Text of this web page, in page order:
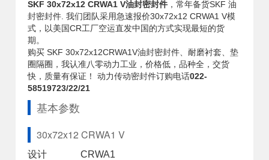
SKF 30x72x12 CRWA1 V油封密封件 ，常年备货SKF 油
封密封件. 我们团队采用急速报价30x72x12 CRWA1 V模
式，以美国CR工厂空运直发中国的方式实现最短的货
期。
购买 SKF 30x72x12CRWA1V油封密封件、耐磨衬套、垫
圈隔圈，我认准八零动力工业，价格低，品种全，交货
快，质量有保证！ 动力传动密封件订购电话022-
58519723/22/21
基本参数
30x72x12 CRWA1 V
设计
CRWA1